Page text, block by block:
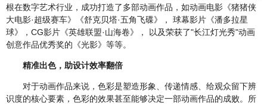
根在数字艺术行业，成功打造了多部动画作品，如动画电影《猪猪侠
大电影·超级赛车》《舒克贝塔·五角飞碟》， 球幕影片《潘多拉星
球》，CG影片《英雄联盟·山海卷》， 以及荣获了"长江灯光秀"动画
创意作品优秀奖的《光影》等等。
精准出色，助设计效率翻倍
对于动画作品来说，色彩是塑造形象、传递情感、给观众留下辨
识度的核心要素，色彩的效果甚至能够决定一部动画作品的成败。所